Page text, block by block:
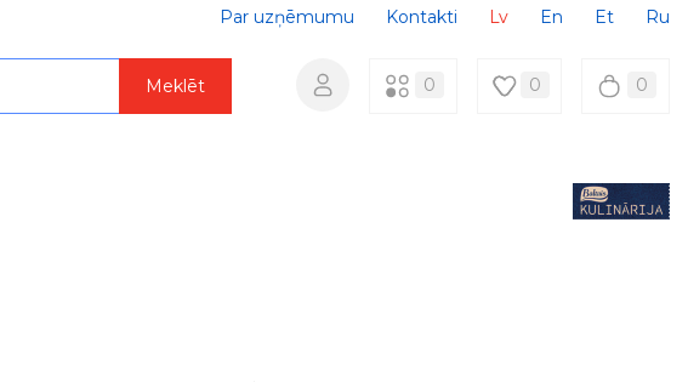
Par uzņēmumu Kontakti Lv En Et Ru
0 0 0
Meklēt